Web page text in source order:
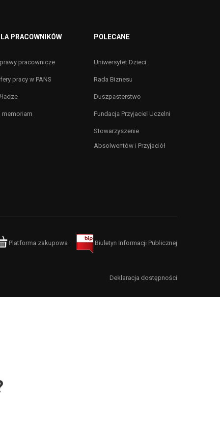
PRACOWNIKÓW
pracownicze
pracy w PANS
memoriam
POLECANE
Uniwersytet Dzieci
Rada Biznesu
Duszpasterstwo
Fundacja Przyjaciel Uczelni
Stowarzyszenie
Absolwentów i Przyjaciół
Platforma zakupowa Biuletyn Informacji Publicznej
Deklaracja dostępności